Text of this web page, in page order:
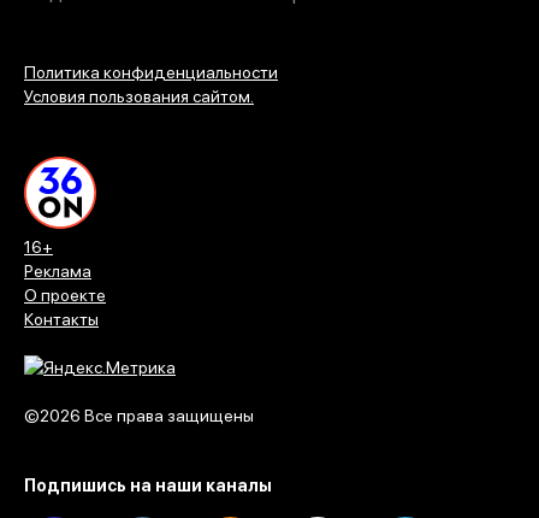
16+
Реклама
О проекте
Контакты
©2026 Все права защищены
Политика конфиденциальности
Условия пользования сайтом.
Подпишись на наши каналы